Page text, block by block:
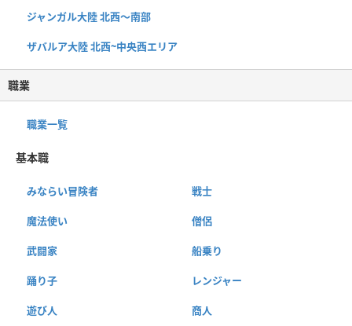
ジャンガル大陸 北西〜南部
ザバルア大陸 北西~中央西エリア
職業
職業一覧
基本職
みならい冒険者 戦士
魔法使い 僧侶
武闘家 船乗り
踊り子 レンジャー
遊び人 商人